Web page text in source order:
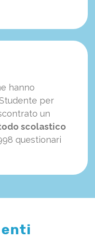
hanno
per
un
scolastico
questionari